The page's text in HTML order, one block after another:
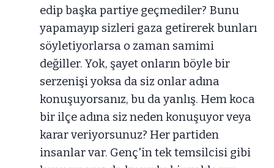
edip başka partiye geçmediler? Bunu
yapamayıp sizleri gaza getirerek bunları
söyletiyorlarsa o zaman samimi
değiller. Yok, şayet onların böyle bir
serzenişi yoksa da siz onlar adına
konuşuyorsanız, bu da yanlış. Hem koca
bir ilçe adına siz neden konuşuyor veya
karar veriyorsunuz? Her partiden
insanlar var. Genç'in tek temsilcisi gibi